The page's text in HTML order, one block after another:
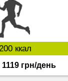
ккал
грн/день